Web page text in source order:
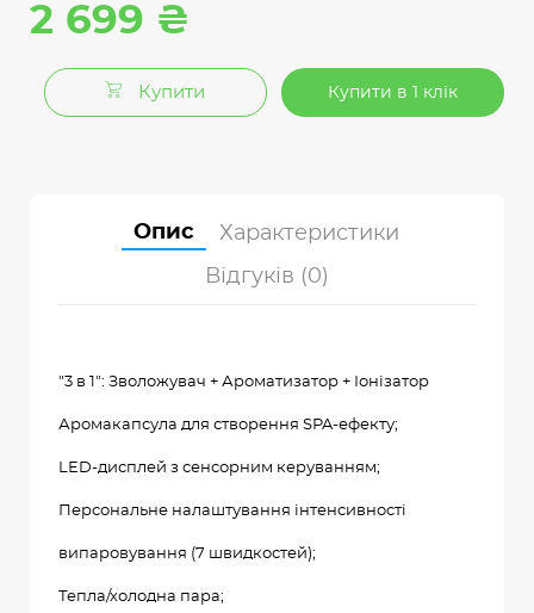
2 699 ₴
Купити Купити в 1 клік
Опис
Характеристики
Відгуків (0)
"3 в 1": Зволожувач + Ароматизатор + Іонізатор
Аромакапсула для створення SPA-ефекту;
LED-дисплей з сенсорним керуванням;
Персональне налаштування інтенсивності
випаровування (7 швидкостей);
Тепла/холодна пара;